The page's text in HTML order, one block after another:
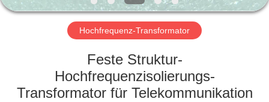
UNS
WERKSBESICHTIGUNG
QUALITÄTSKONTROLLE
Hochfrequenz-Transformator
Feste Struktur-
Hochfrequenzisolierungs-
Transformator für Telekommunikation